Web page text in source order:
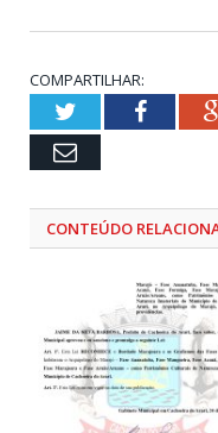
COMPARTILHAR:
Twitter
Email
CONTEÚDO